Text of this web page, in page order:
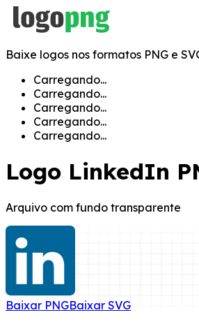
Baixe logos nos formatos PNG e
Carregando...
Carregando...
Carregando...
Carregando...
Carregando...
Logo LinkedIn
Arquivo com fundo transparente
Baixar PNGBaixar SVG